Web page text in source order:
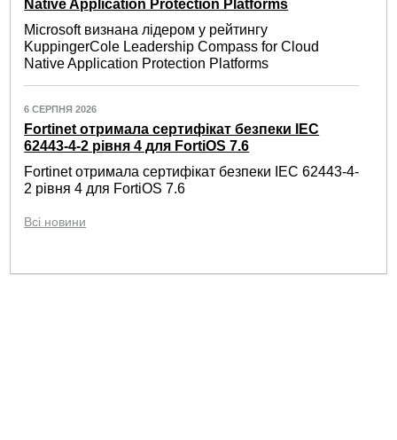
Native Application Protection Platforms
Microsoft визнана лідером у рейтингу
KuppingerCole Leadership Compass for Cloud
Native Application Protection Platforms
6 СЕРПНЯ 2026
Fortinet отримала сертифікат безпеки IEC
62443-4-2 рівня 4 для FortiOS 7.6
Fortinet отримала сертифікат безпеки IEC 62443-4-
2 рівня 4 для FortiOS 7.6
Всі новини